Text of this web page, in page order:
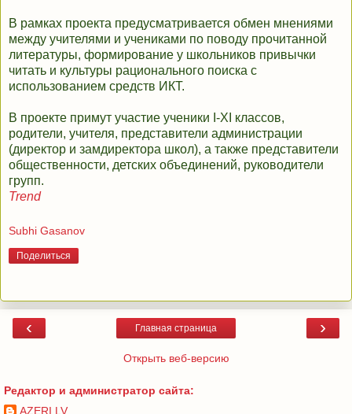
В рамках проекта предусматривается обмен мнениями
между учителями и учениками по поводу прочитанной
литературы, формирование у школьников привычки
читать и культуры рационального поиска с
использованием средств ИКТ.
В проекте примут участие ученики I-XI классов,
родители, учителя, представители администрации
(директор и замдиректора школ), а также представители
общественности, детских объединений, руководители
групп.
Trend
Subhi Gasanov
Поделиться
‹ ›
Главная страница
Открыть веб-версию
Редактор и администратор сайта:
AZERI.LV